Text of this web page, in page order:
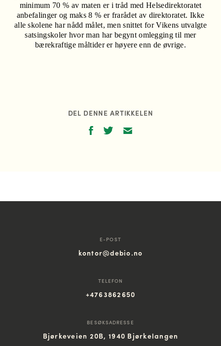
minimum 70 % av maten er i tråd med Helsedirektoratet
anbefalinger og maks 8 % er frarådet av direktoratet. Ikke
alle skolene har nådd målet, men snittet for Vikens utvalgte
satsingskoler hvor man har begynt omlegging til mer
bærekraftige måltider er høyere enn de øvrige.
DEL DENNE ARTIKKELEN
E-POST
kontor@debio.no
TELEFON
+4763862650
BESØKSADRESSE
Bjørkeveien 20B, 1940 Bjørkelangen